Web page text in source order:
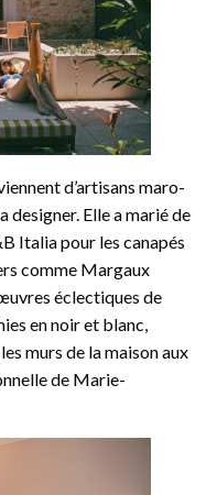
d’artisans maro-
designer. Elle a marié de
Italia pour les canapés
comme Margaux
éclectiques de
en noir et blanc,
murs de la maison aux
de Marie-